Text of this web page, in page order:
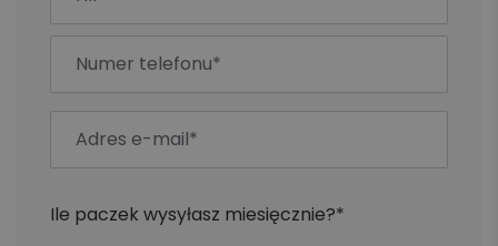
Ile paczek wysyłasz miesięcznie?*